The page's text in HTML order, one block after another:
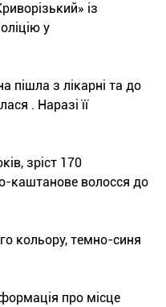
із
у
пішла з лікарні та до
. Наразі її
зріст 170
каштанове волосся до
кольору, темно-синя
про місце